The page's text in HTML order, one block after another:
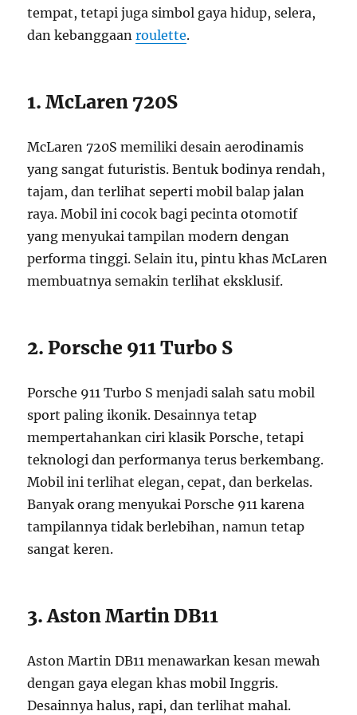
tempat, tetapi juga simbol gaya hidup, selera,
dan kebanggaanroulette.
1. McLaren 720S
McLaren 720S memiliki desain aerodinamis
yang sangat futuristis. Bentuk bodinya rendah,
tajam, dan terlihat seperti mobil balap jalan
raya. Mobil ini cocok bagi pecinta otomotif
yang menyukai tampilan modern dengan
performa tinggi. Selain itu, pintu khas McLaren
membuatnya semakin terlihat eksklusif.
2. Porsche 911 Turbo S
Porsche 911 Turbo S menjadi salah satu mobil
sport paling ikonik. Desainnya tetap
mempertahankan ciri klasik Porsche, tetapi
teknologi dan performanya terus berkembang.
Mobil ini terlihat elegan, cepat, dan berkelas.
Banyak orang menyukai Porsche 911 karena
tampilannya tidak berlebihan, namun tetap
sangat keren.
3. Aston Martin DB11
Aston Martin DB11 menawarkan kesan mewah
dengan gaya elegan khas mobil Inggris.
Desainnya halus, rapi, dan terlihat mahal.